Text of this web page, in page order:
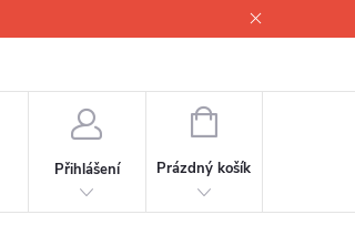
Přihlášení
NÁKUPNÍ
Prázdný košík